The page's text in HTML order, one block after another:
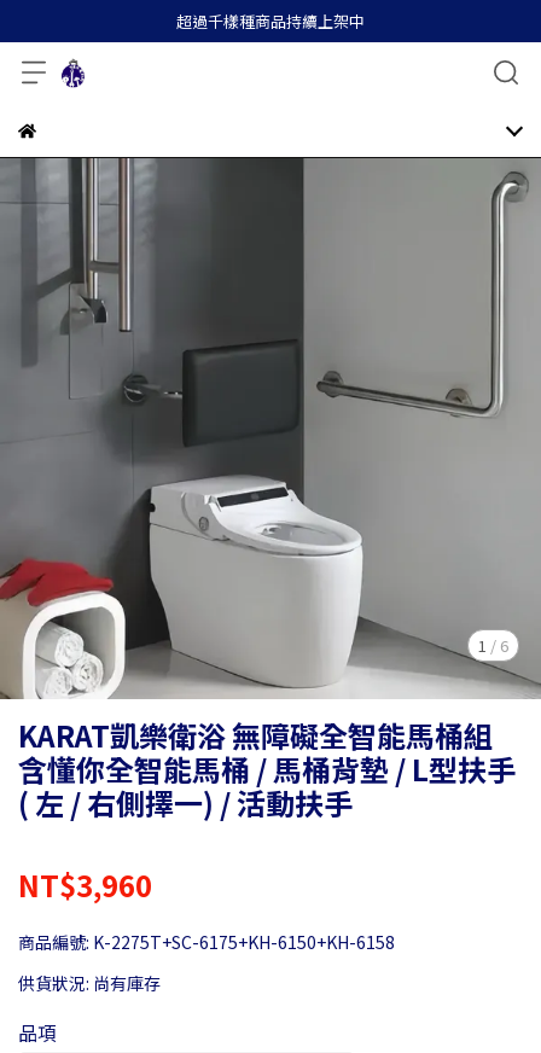
超過千樣種商品持續上架中
1 / 6
KARAT凱樂衛浴 無障礙全智能馬桶組
含懂你全智能馬桶 / 馬桶背墊 / L型扶手
( 左 / 右側擇一) / 活動扶手
NT$3,960
商品編號: K-2275T+SC-6175+KH-6150+KH-6158
供貨狀況: 尚有庫存
品項